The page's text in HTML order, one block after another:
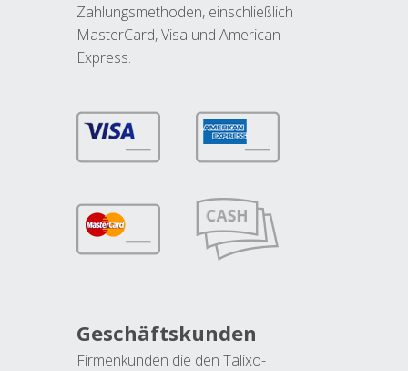
Zahlungsmethoden, einschließlich
MasterCard, Visa und American
Express.
Geschäftskunden
Firmenkunden die den Talixo-